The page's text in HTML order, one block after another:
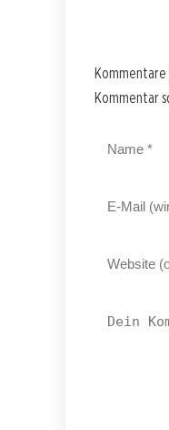
Kommentare
Kommentar